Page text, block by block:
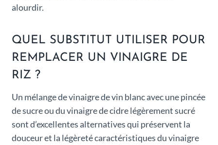
alourdir.
QUEL SUBSTITUT UTILISER POUR
REMPLACER UN VINAIGRE DE
RIZ ?
Un mélange de vinaigre de vin blanc avec une pincée
de sucre ou du vinaigre de cidre légèrement sucré
sont d’excellentes alternatives qui préservent la
douceur et la légèreté caractéristiques du vinaigre